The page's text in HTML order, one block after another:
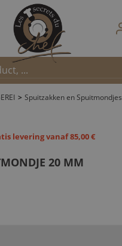
> Spuitzakken en Spuitmondjes
levering vanaf 85,00 €
20 MM